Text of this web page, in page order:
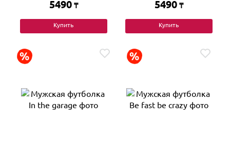
5490 ₸
Купить
5490 ₸
Купить